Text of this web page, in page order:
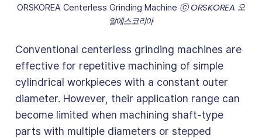
ORSKOREA Centerless Grinding Machine ⓒ ORSKOREA 오
알에스코리아
Conventional centerless grinding machines are
effective for repetitive machining of simple
cylindrical workpieces with a constant outer
diameter. However, their application range can
become limited when machining shaft-type
parts with multiple diameters or stepped